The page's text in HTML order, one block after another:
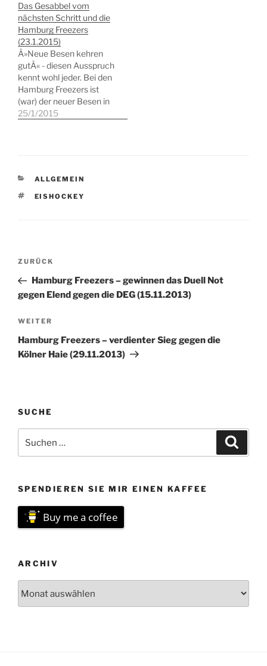
Unvermögen. Wer in die
mit Kinderflaum
zugewucherten
Movember-Gesichter der
Düsseldorfer Spieler
schaute, weiss auch,
warum das so ist. Die
Mannschaft ist jung,
unerfahren…
Das Gesabbel vom
nächsten Schritt und die
Hamburg Freezers
(23.1.2015)
Â»Neue Besen kehren
gutÂ« - diesen Ausspruch
kennt wohl jeder. Bei den
Hamburg Freezers ist
(war) der neuer Besen in
diesem Sinne Co-Trainer
Sponsoren und vor allen
Dingen der sportliche
25/1/2015
KATEGORIEN
ALLGEMEIN
SCHLAGWÖRTER
EISHOCKEY
Beitragsnavigation
Vorheriger
Beitrag
ZURÜCK
Hamburg Freezers – gewinnen das Duell Not
gegen Elend gegen die DEG (15.11.2013)
Nächster
Beitrag
WEITER
Hamburg Freezers – verdienter Sieg gegen die
Kölner Haie (29.11.2013)
SUCHE
nach:
SPENDIEREN SIE MIR EINEN KAFFEE
Buy me a coffee
ARCHIV